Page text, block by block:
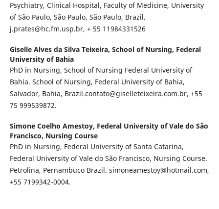
Psychiatry, Clinical Hospital, Faculty of Medicine, University
of São Paulo, São Paulo, São Paulo, Brazil.
j.prates@hc.fm.usp.br, + 55 11984331526
Giselle Alves da Silva Teixeira, School of Nursing, Federal
University of Bahia
PhD in Nursing, School of Nursing Federal University of
Bahia. School of Nursing, Federal University of Bahia,
Salvador, Bahia, Brazil.contato@giselleteixeira.com.br, +55
75 999539872.
Simone Coelho Amestoy, Federal University of Vale do São
Francisco, Nursing Course
PhD in Nursing, Federal University of Santa Catarina,
Federal University of Vale do São Francisco, Nursing Course.
Petrolina, Pernambuco Brazil. simoneamestoy@hotmail.com,
+55 7199342-0004.